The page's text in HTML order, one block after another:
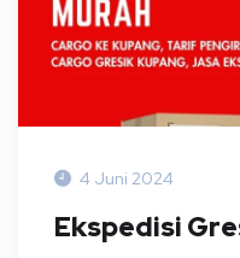
4 Juni 2024
Ekspedisi